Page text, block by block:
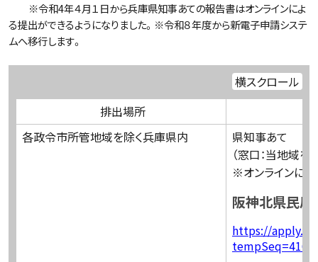
※令和4年４月１日から兵庫県知事あての報告書はオンラインによ
る提出ができるようになりました。※令和８年度から新電子申請システ
ムへ移行します。
横スクロール
排出場所
各政令市所管地域を除く兵庫県内
県知事あて
（窓口：当地域
※オンラインによ
阪神北県民局
https://
tempSeq=4164